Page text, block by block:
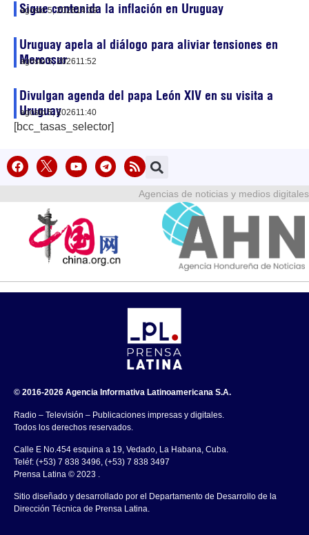
Sigue contenida la inflación en Uruguay
agosto 5, 202614:39
Uruguay apela al diálogo para aliviar tensiones en
Mercosur
agosto 5, 202611:52
Divulgan agenda del papa León XIV en su visita a
Uruguay
agosto 5, 202611:40
[bcc_tasas_selector]
Agencias de noticias y medios digitales
© 2016-2026 Agencia Informativa Latinoamericana S.A.
Radio – Televisión – Publicaciones impresas y digitales.
Todos los derechos reservados.
Calle E No.454 esquina a 19, Vedado, La Habana, Cuba.
Teléf: (+53) 7 838 3496, (+53) 7 838 3497
Prensa Latina © 2023 .
Sitio diseñado y desarrollado por el Departamento de Desarrollo de la
Dirección Técnica de Prensa Latina.